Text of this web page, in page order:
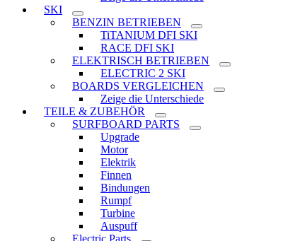
SKI
BENZIN BETRIEBEN
TiTANIUM DFI SKI
RACE DFI SKI
ELEKTRISCH BETRIEBEN
ELECTRIC 2 SKI
BOARDS VERGLEICHEN
Zeige die Unterschiede
TEILE & ZUBEHÖR
SURFBOARD PARTS
Upgrade
Motor
Elektrik
Finnen
Bindungen
Rumpf
Turbine
Auspuff
Electric Parts